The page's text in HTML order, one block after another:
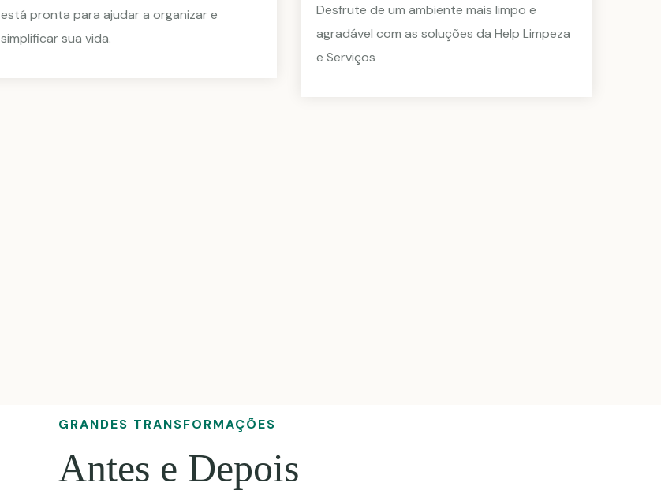
está pronta para ajudar a organizar e
simplificar sua vida.
Desfrute de um ambiente mais limpo e
agradável com as soluções da Help Limpeza
e Serviços
GRANDES TRANSFORMAÇÕES
Antes e Depois